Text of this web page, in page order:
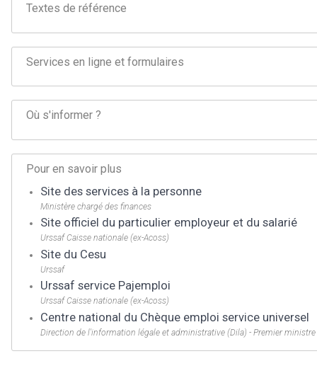
Textes de référence
Services en ligne et formulaires
Où s'informer ?
Pour en savoir plus
Site des services à la personne
Ministère chargé des finances
Site officiel du particulier employeur et du salarié
Urssaf Caisse nationale (ex-Acoss)
Site du Cesu
Urssaf
Urssaf service Pajemploi
Urssaf Caisse nationale (ex-Acoss)
Centre national du Chèque emploi service universel
Direction de l'information légale et administrative (Dila) - Premier ministre